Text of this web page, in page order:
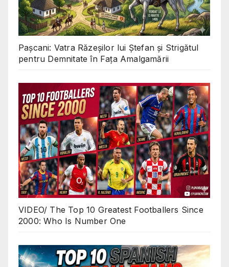
Pașcani: Vatra Răzeșilor lui Ștefan și Strigătul
pentru Demnitate în Fața Amalgamării
VIDEO/ The Top 10 Greatest Footballers Since
2000: Who Is Number One